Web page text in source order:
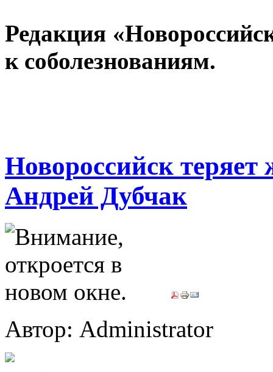
Редакция
к соболезнованиям.
Новороссийск
Андрей Дубчак
Автор: Administrator